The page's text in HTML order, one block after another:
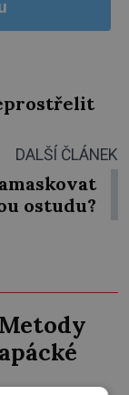
DALŠÍ ČLÁNEK
ostudu?